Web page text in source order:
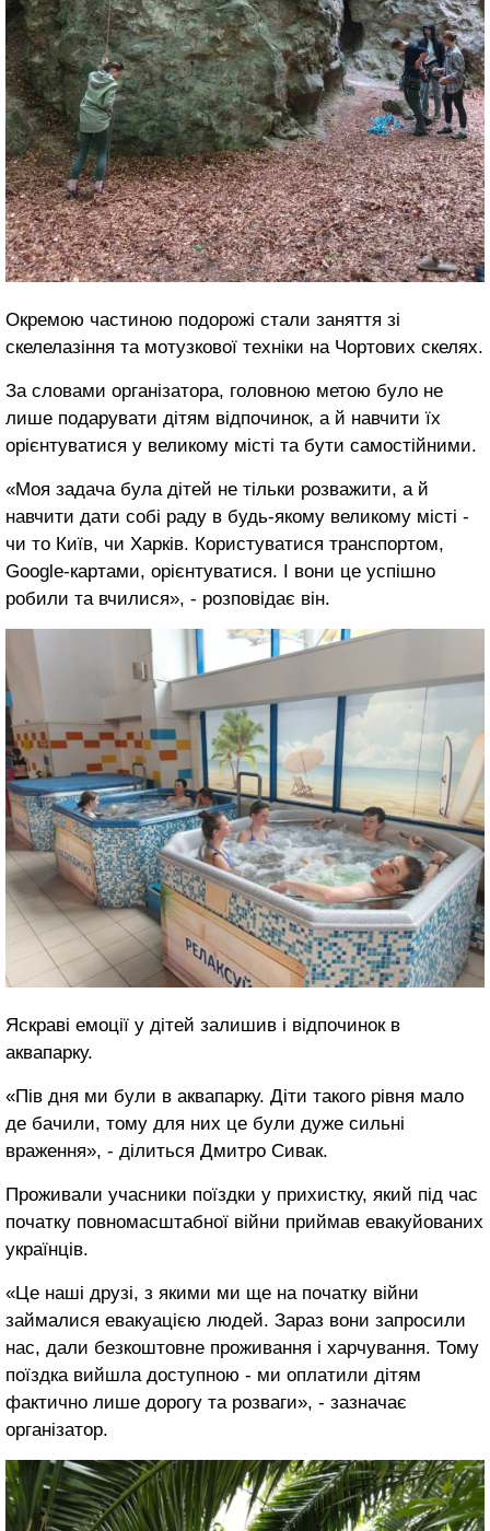
Окремою частиною подорожі стали заняття зі
скелелазіння та мотузкової техніки на Чортових скелях.
За словами організатора, головною метою було не
лише подарувати дітям відпочинок, а й навчити їх
орієнтуватися у великому місті та бути самостійними.
«Моя задача була дітей не тільки розважити, а й
навчити дати собі раду в будь-якому великому місті -
чи то Київ, чи Харків. Користуватися транспортом,
Google-картами, орієнтуватися. І вони це успішно
робили та вчилися», - розповідає він.
Яскраві емоції у дітей залишив і відпочинок в
аквапарку.
«Пів дня ми були в аквапарку. Діти такого рівня мало
де бачили, тому для них це були дуже сильні
враження», - ділиться Дмитро Сивак.
Проживали учасники поїздки у прихистку, який під час
початку повномасштабної війни приймав евакуйованих
українців.
«Це наші друзі, з якими ми ще на початку війни
займалися евакуацією людей. Зараз вони запросили
нас, дали безкоштовне проживання і харчування. Тому
поїздка вийшла доступною - ми оплатили дітям
фактично лише дорогу та розваги», - зазначає
організатор.